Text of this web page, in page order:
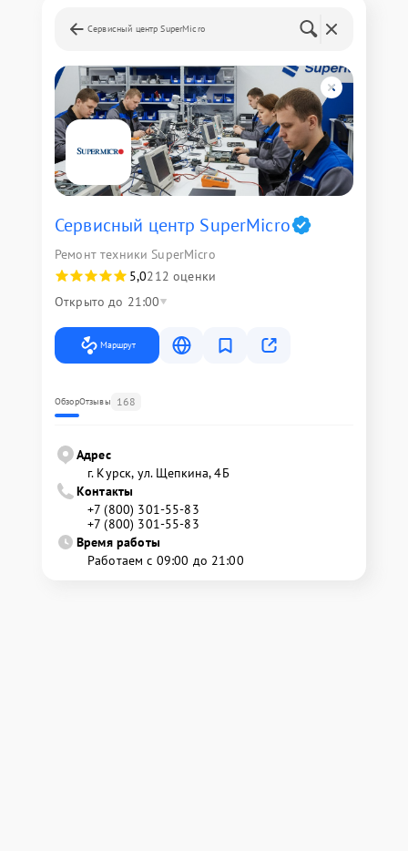
Сервисный центр SuperMicro
Сервисный центр SuperMicro
Ремонт техники SuperMicro
5,0212 оценки
Открыто до 21:00
Маршрут
ОбзорОтзывы 168
Адрес
г. Курск, ул. Щепкина, 4Б
Контакты
+7 (800) 301-55-83
+7 (800) 301-55-83
Время работы
Работаем с 09:00 до 21:00